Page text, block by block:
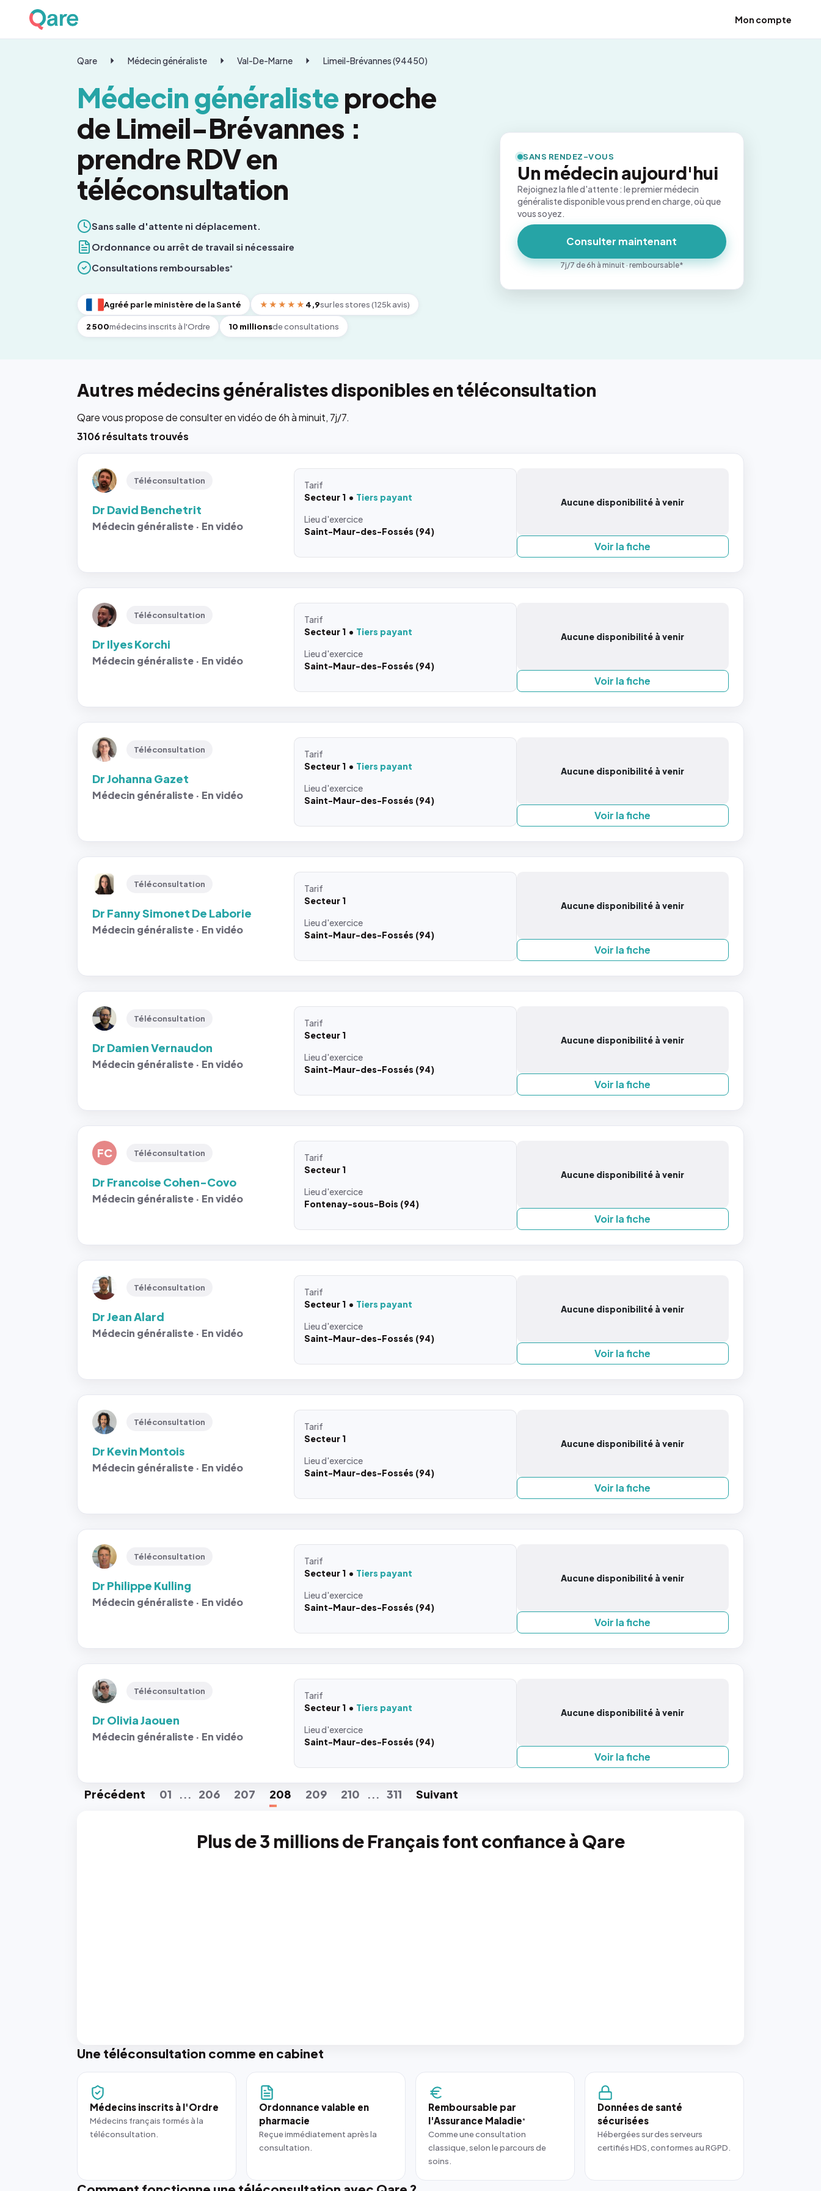
Mon compte
Qare Médecin généraliste Val-De-Marne Limeil-Brévannes (94450)
Médecin généralisteproche
de Limeil-Brévannes :
prendre RDV en
téléconsultation
Sans salle d'attente ni déplacement.
Ordonnance ou arrêt de travail si nécessaire
Consultations remboursables*
Agréé par le ministère de la Santé ★★★★★ 4,9sur les stores (125k avis)
2 500médecins inscrits à l'Ordre 10 millionsde consultations
SANS RENDEZ-VOUS
Un médecin aujourd'hui
Rejoignez la file d'attente : le premier médecin
généraliste disponible vous prend en charge, où que
vous soyez.
Consulter maintenant
7j/7 de 6h à minuit · remboursable*
Autres médecins généralistes disponibles en téléconsultation
Qare vous propose de consulter en vidéo de 6h à minuit, 7j/7.
3106 résultats trouvés
Téléconsultation
Dr David Benchetrit
Médecin généraliste · En vidéo
Tarif
Secteur 1
Tiers payant
Lieud'exercice
Saint-Maur-des-Fossés (94)
Aucune disponibilité à venir
Voir la fiche
Téléconsultation
Dr Ilyes Korchi
Médecin généraliste · En vidéo
Tarif
Secteur 1
Tiers payant
Lieud'exercice
Saint-Maur-des-Fossés (94)
Aucune disponibilité à venir
Voir la fiche
Téléconsultation
Dr Johanna Gazet
Médecin généraliste · En vidéo
Tarif
Secteur 1
Tiers payant
Lieud'exercice
Saint-Maur-des-Fossés (94)
Aucune disponibilité à venir
Voir la fiche
Téléconsultation
Dr Fanny Simonet De Laborie
Médecin généraliste · En vidéo
Tarif
Secteur 1
Lieud'exercice
Saint-Maur-des-Fossés (94)
Aucune disponibilité à venir
Voir la fiche
Téléconsultation
Dr Damien Vernaudon
Médecin généraliste · En vidéo
Tarif
Secteur 1
Lieud'exercice
Saint-Maur-des-Fossés (94)
Aucune disponibilité à venir
Voir la fiche
FC Téléconsultation
Dr Francoise Cohen-Covo
Médecin généraliste · En vidéo
Tarif
Secteur 1
Lieud'exercice
Fontenay-sous-Bois (94)
Aucune disponibilité à venir
Voir la fiche
Téléconsultation
Dr Jean Alard
Médecin généraliste · En vidéo
Tarif
Secteur 1
Tiers payant
Lieud'exercice
Saint-Maur-des-Fossés (94)
Aucune disponibilité à venir
Voir la fiche
Téléconsultation
Dr Kevin Montois
Médecin généraliste · En vidéo
Tarif
Secteur 1
Lieud'exercice
Saint-Maur-des-Fossés (94)
Aucune disponibilité à venir
Voir la fiche
Téléconsultation
Dr Philippe Kulling
Médecin généraliste · En vidéo
Tarif
Secteur 1
Tiers payant
Lieud'exercice
Saint-Maur-des-Fossés (94)
Aucune disponibilité à venir
Voir la fiche
Téléconsultation
Dr Olivia Jaouen
Médecin généraliste · En vidéo
Tarif
Secteur 1
Tiers payant
Lieud'exercice
Saint-Maur-des-Fossés (94)
Aucune disponibilité à venir
Voir la fiche
Précédent 01 ... 206 207 208 209 210 ... 311 Suivant
Plus de 3 millions de Français font confiance à Qare
Une téléconsultation comme en cabinet
Médecins inscrits à l'Ordre
Médecins français formés à la
téléconsultation.
Ordonnance valable en
pharmacie
Reçue immédiatement après la
consultation.
Remboursable par
l'Assurance Maladie*
Comme une consultation
classique, selon le parcours de
soins.
Données de santé
sécurisées
Hébergées sur des serveurs
certifiés HDS, conformes au RGPD.